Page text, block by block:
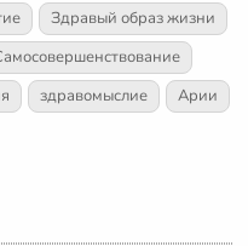
Здравый образ жизни
здравомыслие
Арии